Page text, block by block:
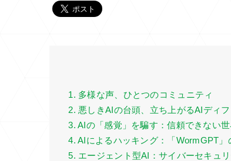
1. 多様な声、ひとつのコミュニティ
2. 悪しきAIの台頭、立ち上がるAIディ
3. AIの「感覚」を騙す：信頼できない
4. AIによるハッキング：「WormGPT」
5. エージェント型AI：サイバーセキュ